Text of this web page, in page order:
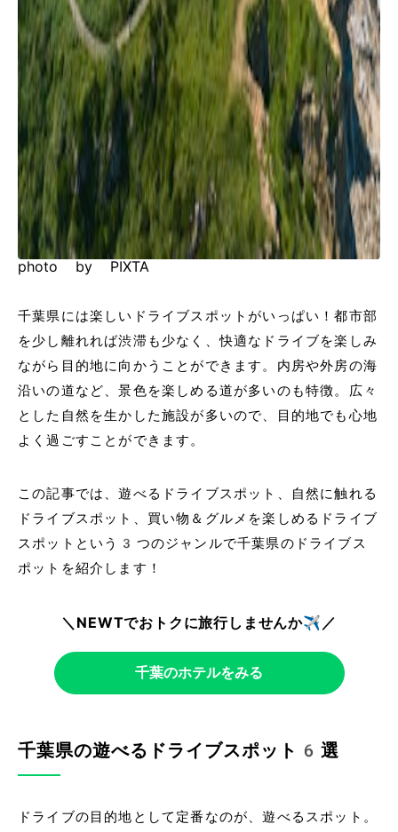
photo by PIXTA
千葉県には楽しいドライブスポットがいっぱい！都市部
を少し離れれば渋滞も少なく、快適なドライブを楽しみ
ながら目的地に向かうことができます。内房や外房の海
沿いの道など、景色を楽しめる道が多いのも特徴。広々
とした自然を生かした施設が多いので、目的地でも心地
よく過ごすことができます。
この記事では、遊べるドライブスポット、自然に触れる
ドライブスポット、買い物＆グルメを楽しめるドライブ
スポットという3つのジャンルで千葉県のドライブス
ポットを紹介します！
＼NEWTでおトクに旅行しませんか✈️／
千葉のホテルをみる
千葉県の遊べるドライブスポット6選
ドライブの目的地として定番なのが、遊べるスポット。